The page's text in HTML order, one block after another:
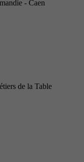
- Caen
de la Table